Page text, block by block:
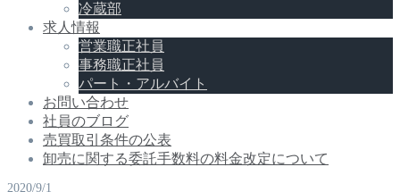
冷蔵部
求人情報
営業職正社員
事務職正社員
パート・アルバイト
お問い合わせ
社員のブログ
売買取引条件の公表
卸売に関する委託手数料の料金改定について
2020/9/1